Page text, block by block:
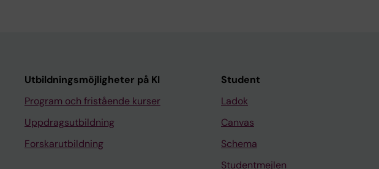
Utbildningsmöjligheter på KI
Program och fristående kurser
Uppdragsutbildning
Forskarutbildning
Student
Ladok
Canvas
Schema
Studentmejlen